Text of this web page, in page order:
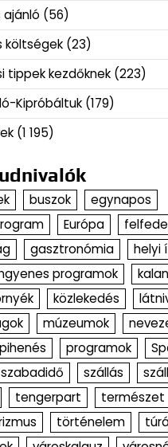
ajánló (56)
költségek (23)
tippek kezdőknek (223)
Kipróbáltuk (179)
(1 195)
buszok
egynapos
Európa
gasztronómia helyi
programok
közlekedés
múzeumok
pihenés programok
szabadidő szállás
tengerpart természet
történelem